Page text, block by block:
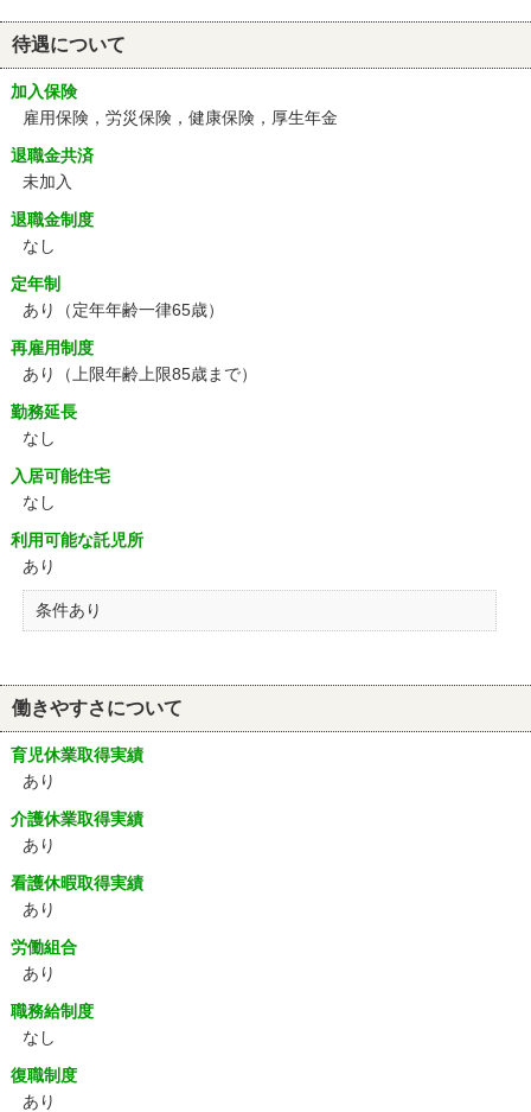
待遇について
加入保険
雇用保険，労災保険，健康保険，厚生年金
退職金共済
未加入
退職金制度
なし
定年制
あり
（定年年齢一律65歳）
再雇用制度
あり
（上限年齢上限85歳まで）
勤務延長
なし
入居可能住宅
なし
利用可能な託児所
あり
条件あり
働きやすさについて
育児休業取得実績
あり
介護休業取得実績
あり
看護休暇取得実績
あり
労働組合
あり
職務給制度
なし
復職制度
あり